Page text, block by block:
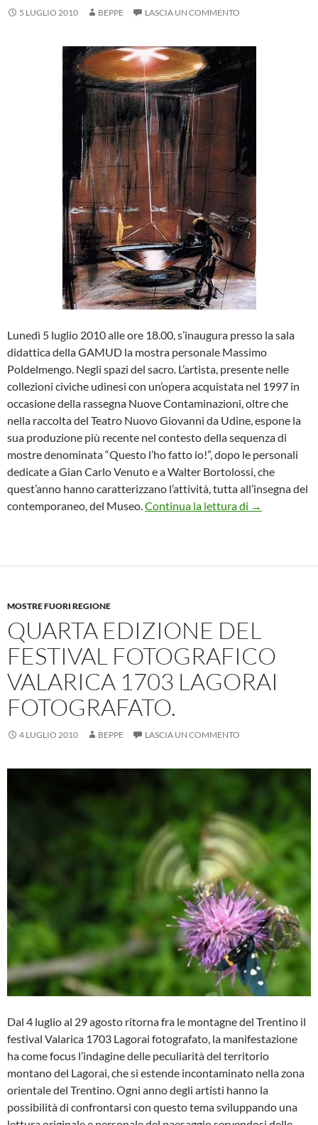
5 LUGLIO 2010 BEPPE LASCIA UN COMMENTO
Lunedì 5 luglio 2010 alle ore 18.00, s’inaugura presso la sala
didattica della GAMUD la mostra personale Massimo
Poldelmengo. Negli spazi del sacro. L’artista, presente nelle
collezioni civiche udinesi con un’opera acquistata nel 1997 in
occasione della rassegna Nuove Contaminazioni, oltre che
nella raccolta del Teatro Nuovo Giovanni da Udine, espone la
sua produzione più recente nel contesto della sequenza di
mostre denominata “Questo l’ho fatto io!”, dopo le personali
dedicate a Gian Carlo Venuto e a Walter Bortolossi, che
quest’anno hanno caratterizzano l’attività, tutta all’insegna del
contemporaneo, del Museo.Continua la lettura di Mostra
→
MOSTRE FUORI REGIONE
QUARTA EDIZIONE DEL
FESTIVAL FOTOGRAFICO
VALARICA 1703 LAGORAI
FOTOGRAFATO.
4 LUGLIO 2010 BEPPE LASCIA UN COMMENTO
Dal 4 luglio al 29 agosto ritorna fra le montagne del Trentino il
festival Valarica 1703 Lagorai fotografato, la manifestazione
ha come focus l’indagine delle peculiarità del territorio
montano del Lagorai, che si estende incontaminato nella zona
orientale del Trentino. Ogni anno degli artisti hanno la
possibilità di confrontarsi con questo tema sviluppando una